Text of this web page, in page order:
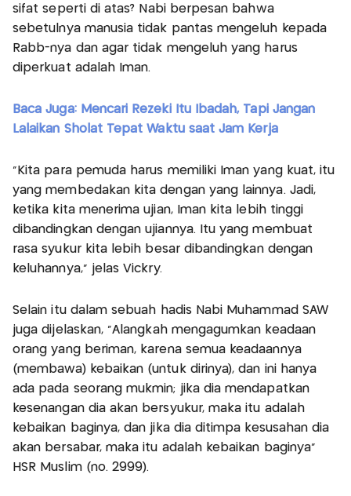
sifat seperti di atas? Nabi berpesan bahwa
sebetulnya manusia tidak pantas mengeluh kepada
Rabb-nya dan agar tidak mengeluh yang harus
diperkuat adalah Iman.
Baca Juga:Mencari Rezeki Itu Ibadah, Tapi Jangan
Lalaikan Sholat Tepat Waktu saat Jam Kerja
“Kita para pemuda harus memiliki Iman yang kuat, itu
yang membedakan kita dengan yang lainnya. Jadi,
ketika kita menerima ujian, Iman kita lebih tinggi
dibandingkan dengan ujiannya. Itu yang membuat
rasa syukur kita lebih besar dibandingkan dengan
keluhannya,” jelas Vickry.
Selain itu dalam sebuah hadis Nabi Muhammad SAW
juga dijelaskan, “Alangkah mengagumkan keadaan
orang yang beriman, karena semua keadaannya
(membawa) kebaikan (untuk dirinya), dan ini hanya
ada pada seorang mukmin; jika dia mendapatkan
kesenangan dia akan bersyukur, maka itu adalah
kebaikan baginya, dan jika dia ditimpa kesusahan dia
akan bersabar, maka itu adalah kebaikan baginya”
HSR Muslim (no. 2999).